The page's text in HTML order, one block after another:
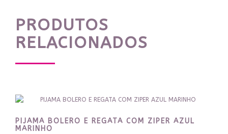
PRODUTOS
RELACIONADOS
PIJAMA BOLERO E REGATA COM ZIPER AZUL
MARINHO